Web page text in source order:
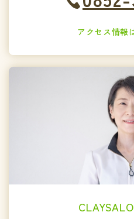
アクセス情報